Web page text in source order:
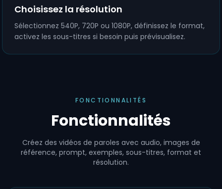
Choisissez la résolution
Sélectionnez 540P, 720P ou 1080P, définissez le format,
activez les sous-titres si besoin puis prévisualisez.
FONCTIONNALITÉS
Fonctionnalités
Créez des vidéos de paroles avec audio, images de
référence, prompt, exemples, sous-titres, format et
résolution.